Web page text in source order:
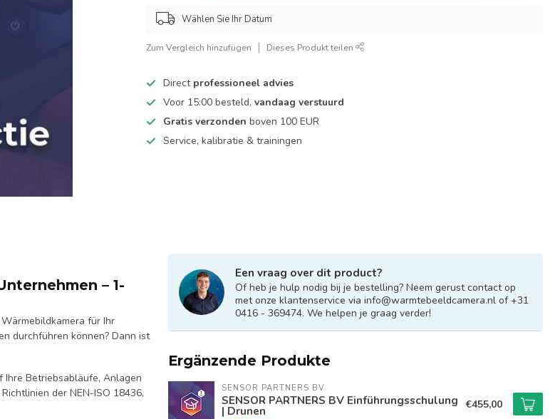
Wählen Sie Ihr Datum
Zum Vergleich hinzufügen Dieses Produkt teilen
Direct professioneel advies
Voor 15:00 besteld,vandaag verstuurd
Gratis verzonden boven 100 EUR
Service, kalibratie & trainingen
– 1-
für Ihr
durchführen können? Dann ist
Betriebsabläufe, Anlagen
der NEN-ISO 18436,
Een vraag over dit product?
Of heb je hulp nodig bij je bestelling? Neem gerust contact op
met onze klantenservice via info@warmtebeeldcamera.nl of +31
0416 - 369474. We helpen je graag verder!
Ergänzende Produkte
SENSOR PARTNERS BV
SENSOR PARTNERS BV Einführungsschulung
| Drunen €455,00